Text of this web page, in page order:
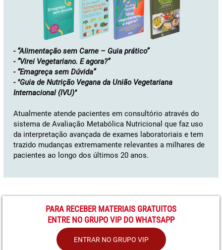
- “Alimentação sem Carne – Guia prático”
- ”Virei Vegetariano. E agora?”
- “Emagreça sem Dúvida”
- "Guia de Nutrição Vegana da União Vegetariana
Internacional (IVU)"
Atualmente atende pacientes em consultório através do
sistema de Avaliação Metabólica Nutricional que faz uso
da interpretação avançada de exames laboratoriais e tem
trazido mudanças extremamente relevantes a milhares de
pacientes ao longo dos últimos 20 anos.
PARA RECEBER MATERIAIS GRATUITOS
ENTRE NO GRUPO VIP DO WHATSAPP
ENTRAR NO GRUPO VIP